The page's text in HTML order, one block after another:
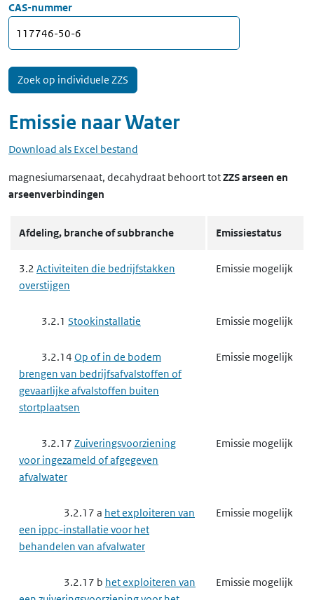
CAS-nummer
Emissie naarWater
Download als Excel bestand
magnesiumarsenaat, decahydraat behoort totZZS arseen en
arseenverbindingen
Afdeling, branche of subbranche Emissiestatus
3.2 Activiteiten die bedrijfstakken
overstijgen
Emissie mogelijk
3.2.1 Stookinstallatie Emissie mogelijk
3.2.14 Op of in de bodem
brengen van bedrijfsafvalstoffen of
gevaarlijke afvalstoffen buiten
stortplaatsen
Emissie mogelijk
3.2.17 Zuiveringsvoorziening
voor ingezameld of afgegeven
afvalwater
Emissie mogelijk
3.2.17 a het exploiteren van
een ippc-installatie voor het
behandelen van afvalwater
Emissie mogelijk
3.2.17 b het exploiteren van
Emissie mogelijk